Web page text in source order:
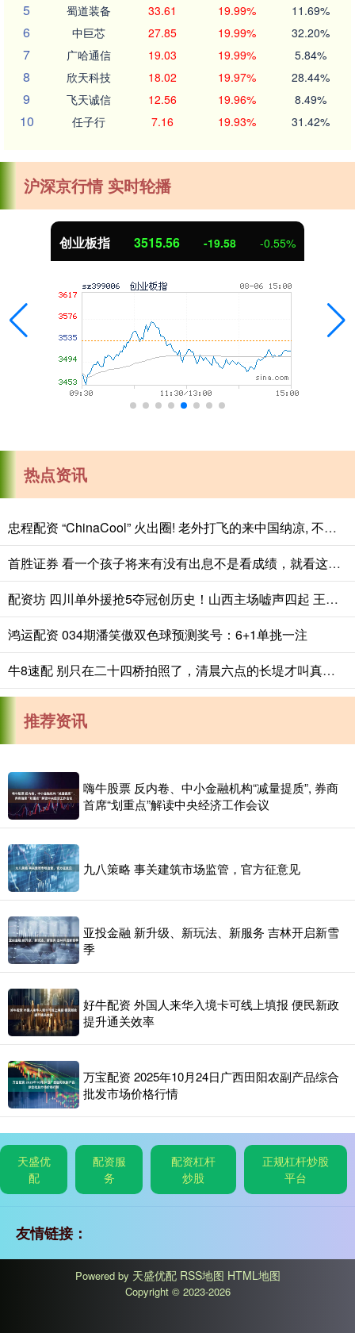
5 蜀道装备 33.61 19.99% 11.69%
6 中巨芯 27.85 19.99% 32.20%
7 广哈通信 19.03 19.99% 5.84%
8 欣天科技 18.02 19.97% 28.44%
9 飞天诚信 12.56 19.96% 8.49%
10 任子行 7.16 19.93% 31.42%
沪深京行情 实时轮播
创业板指 3515.56 -19.58 -0.55%
热点资讯
忠程配资 “ChinaCool” 火出圈! 老外打飞的来中国纳凉, 不再只逛北上广
首胜证券 看一个孩子将来有没有出息不是看成绩，就看这三点
配资坊 四川单外援抢5夺冠创历史！山西主场嘘声四起 王思雨末节统治攻防
鸿运配资 034期潘笑傲双色球预测奖号：6+1单挑一注
牛8速配 别只在二十四桥拍照了，清晨六点的长堤才叫真江南
推荐资讯
嗨牛股票 反内卷、中小金融机构“减量提质”, 券商
首席“划重点”解读中央经济工作会议
九八策略 事关建筑市场监管，官方征意见
亚投金融 新升级、新玩法、新服务 吉林开启新雪
季
好牛配资 外国人来华入境卡可线上填报 便民新政
提升通关效率
万宝配资 2025年10月24日广西田阳农副产品综合
批发市场价格行情
天盛优
配
配资服
务
配资杠杆
炒股
正规杠杆炒股
平台
友情链接：
Powered by 天盛优配 RSS地图 HTML地图
Copyright © 2023-2026